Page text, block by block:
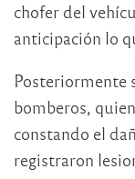
chofer del
anticipación lo
Posteriormente
bomberos,
constando el
registraron